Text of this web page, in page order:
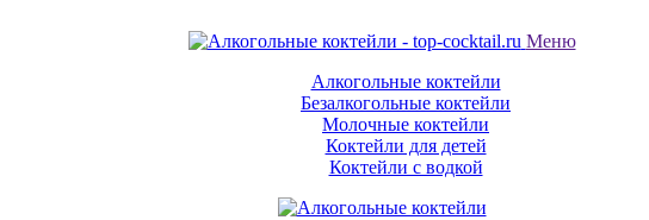
Меню
Алкогольные коктейли
Безалкогольные коктейли
Молочные коктейли
Коктейли для детей
Коктейли с водкой